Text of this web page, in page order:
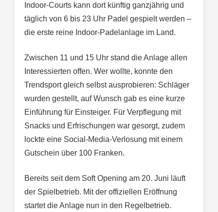
Indoor-Courts kann dort künftig ganzjährig und
täglich von 6 bis 23 Uhr Padel gespielt werden –
die erste reine Indoor-Padelanlage im Land.
Zwischen 11 und 15 Uhr stand die Anlage allen
Interessierten offen. Wer wollte, konnte den
Trendsport gleich selbst ausprobieren: Schläger
wurden gestellt, auf Wunsch gab es eine kurze
Einführung für Einsteiger. Für Verpflegung mit
Snacks und Erfrischungen war gesorgt, zudem
lockte eine Social-Media-Verlosung mit einem
Gutschein über 100 Franken.
Bereits seit dem Soft Opening am 20. Juni läuft
der Spielbetrieb. Mit der offiziellen Eröffnung
startet die Anlage nun in den Regelbetrieb.